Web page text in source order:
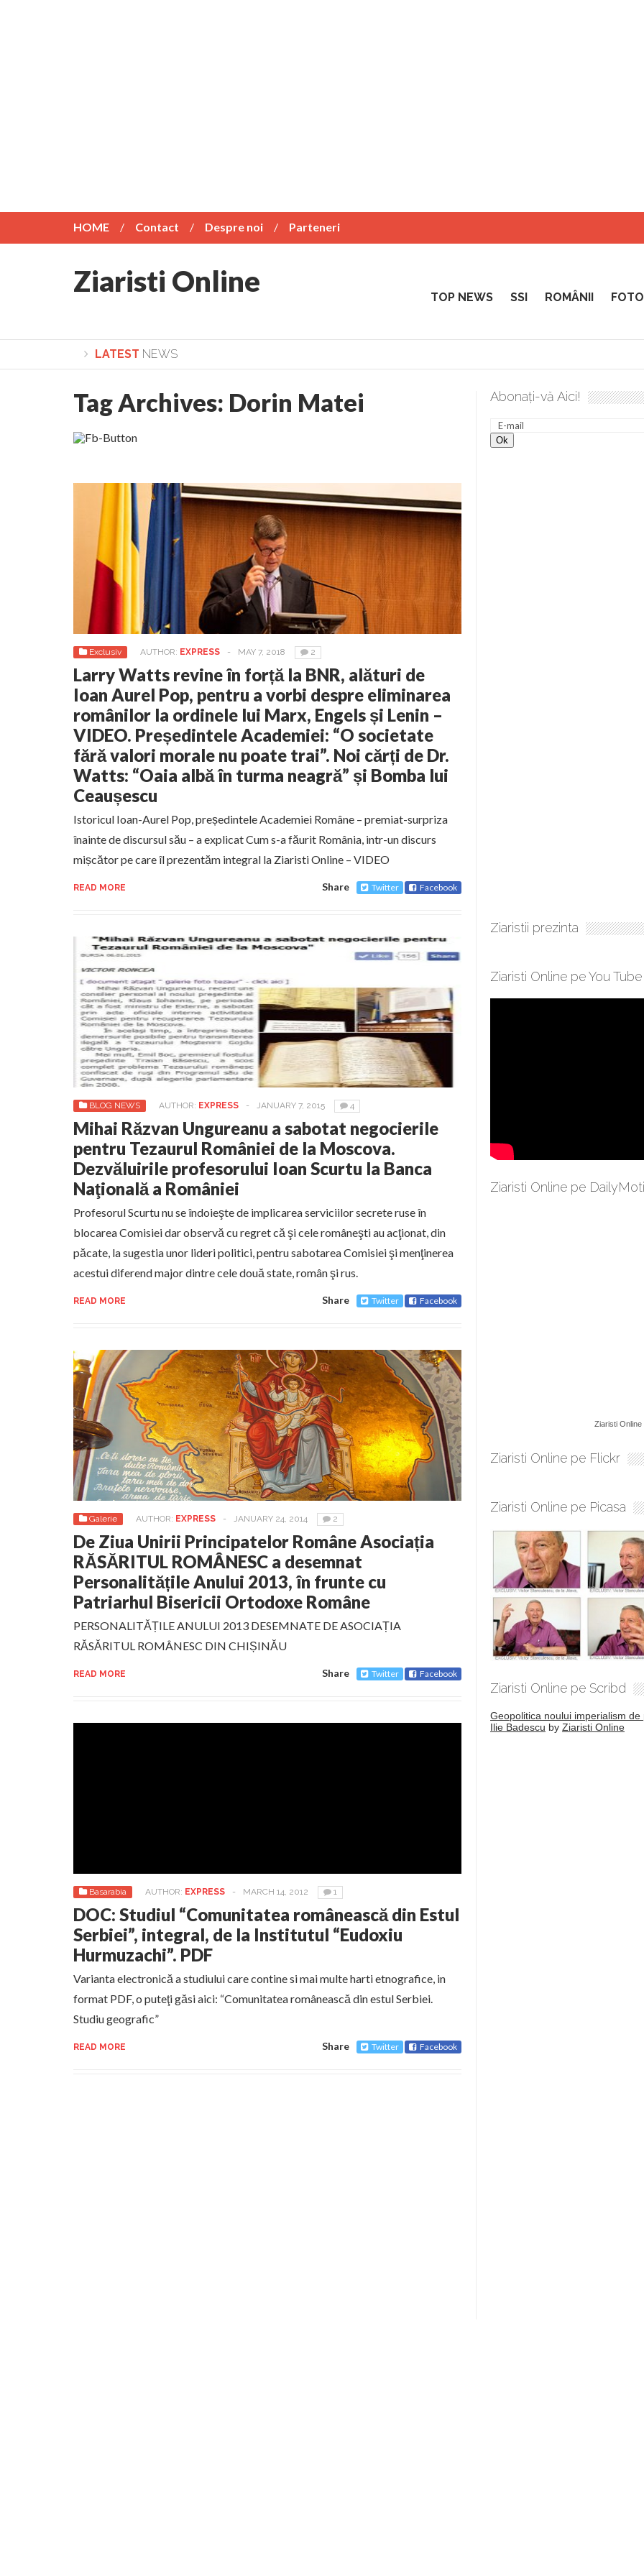
HOME Contact Despre noi Parteneri
Ziaristi Online TOP NEWS SSI ROMÂNII
LATEST NEWS
Lepădarea de sine și urmarea lui Hristos. Calea spre desăvârșire. Gând de duminică de Elena Solunca Moise
Tag Archives: Dorin Matei
Exclusiv AUTHOR: EXPRESS - MAY 7, 2018 2
Larry Watts revine în forță la BNR, alături de
Ioan Aurel Pop, pentru a vorbi despre eliminarea
românilor la ordinele lui Marx, Engels și Lenin –
VIDEO. Președintele Academiei: “O societate
fără valori morale nu poate trai”. Noi cărți de Dr.
Watts: “Oaia albă în turma neagră” și Bomba lui
Ceaușescu
Istoricul Ioan-Aurel Pop, președintele Academiei Române – premiat-surpriza
înainte de discursul său – a explicat Cum s-a făurit România, intr-un discurs
mișcător pe care îl prezentăm integral la Ziaristi Online – VIDEO
READ MORE Share Twitter Facebook
BLOG NEWS AUTHOR: EXPRESS - JANUARY 7, 2015 4
Mihai Răzvan Ungureanu a sabotat negocierile
pentru Tezaurul României de la Moscova.
Dezvăluirile profesorului Ioan Scurtu la Banca
Naţională a României
Profesorul Scurtu nu se îndoieşte de implicarea serviciilor secrete ruse în
blocarea Comisiei dar observă cu regret că şi cele româneşti au acţionat, din
păcate, la sugestia unor lideri politici, pentru sabotarea Comisiei şi menţinerea
acestui diferend major dintre cele două state, român şi rus.
READ MORE Share Twitter Facebook
Galerie AUTHOR: EXPRESS - JANUARY 24, 2014 2
De Ziua Unirii Principatelor Române Asociația
RĂSĂRITUL ROMÂNESC a desemnat
Personalitățile Anului 2013, în frunte cu
Patriarhul Bisericii Ortodoxe Române
PERSONALITĂȚILE ANULUI 2013 DESEMNATE DE ASOCIAȚIA
RĂSĂRITUL ROMÂNESC DIN CHIȘINĂU
READ MORE Share Twitter Facebook
Basarabia AUTHOR: EXPRESS - MARCH 14, 2012 1
DOC: Studiul “Comunitatea românească din Estul
Serbiei”, integral, de la Institutul “Eudoxiu
Hurmuzachi”. PDF
Varianta electronică a studiului care contine si mai multe harti etnografice, in
format PDF, o puteţi găsi aici: “Comunitatea românească din estul Serbiei.
Studiu geografic”
READ MORE Share Twitter Facebook
Abonați-vă Aici!
Ziaristii prezinta
Ziaristi Online pe You Tube
Ziaristi Online pe
Ziaristi Online
Ziaristi Online pe Flickr
Ziaristi Online pe Picasa
Ziaristi Online pe Scribd
Geopolitica noului imperialism de
Ilie Badescu by Ziaristi Online